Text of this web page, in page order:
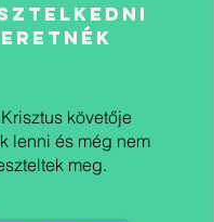
követője
lenni és még nem
meg.